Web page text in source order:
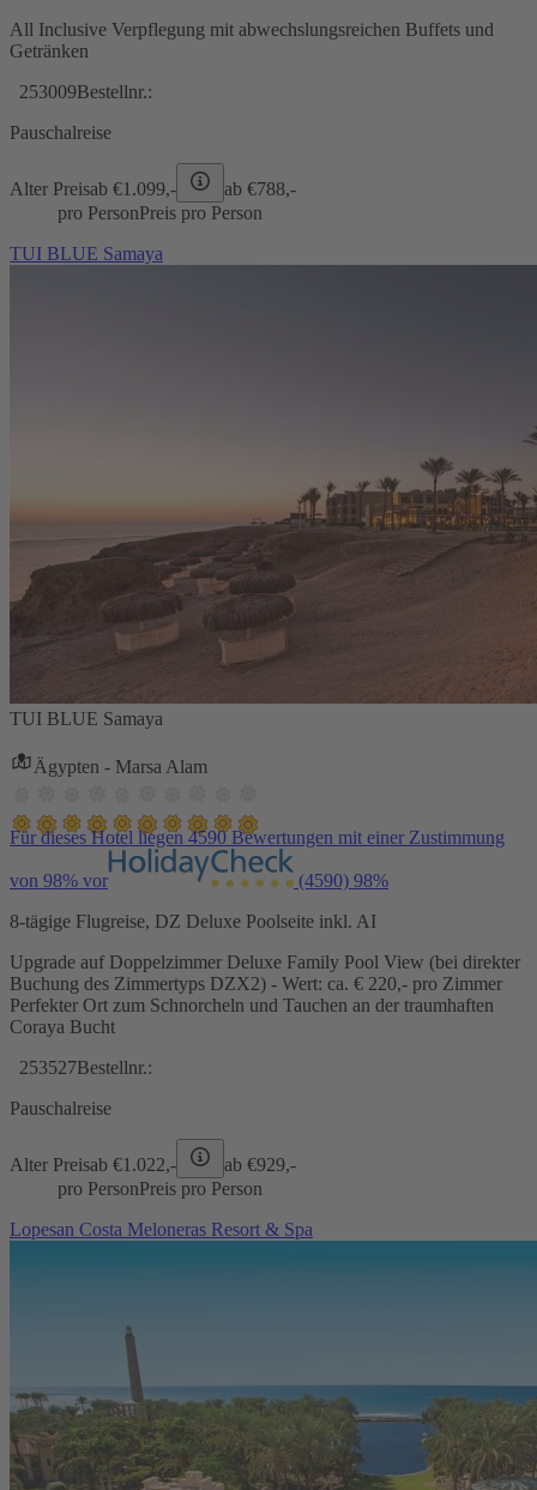
All Inclusive Verpflegung mit abwechslungsreichen Buffets und
Getränken
253009Bestellnr.:
Pauschalreise
Alter Preisab €1.099,- ab €788,-
pro PersonPreis pro Person
TUI BLUE Samaya
TUI BLUE Samaya
Ägypten - Marsa Alam
Für dieses Hotel liegen 4590 Bewertungen mit einer Zustimmung
von 98% vor (4590) 98%
8-tägige Flugreise, DZ Deluxe Poolseite inkl. AI
Upgrade auf Doppelzimmer Deluxe Family Pool View (bei direkter
Buchung des Zimmertyps DZX2) - Wert: ca. € 220,- pro Zimmer
Perfekter Ort zum Schnorcheln und Tauchen an der traumhaften
Coraya Bucht
253527Bestellnr.:
Pauschalreise
Alter Preisab €1.022,- ab €929,-
pro PersonPreis pro Person
Lopesan Costa Meloneras Resort & Spa